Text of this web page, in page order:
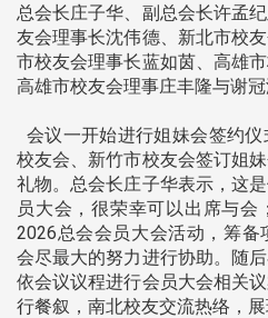
总会长庄子华、副总会长许孟
友会理事长沈伟德、新北市校
市校友会理事长蓝如茵、高雄
高雄市校友会理事庄丰隆与谢冠
会议一开始进行姐妹会签约
校友会、新竹市校友会签订姐
礼物。总会长庄子华表示，这
员大会，很荣幸可以出席与
2026总会会员大会活动，筹
会尽最大的努力进行协助。随
依会议议程进行会员大会相关
行餐叙，南北校友交流热络，